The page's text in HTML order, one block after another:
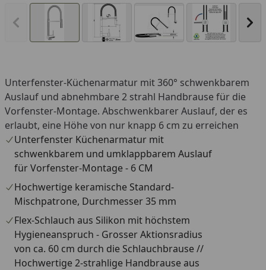
Vorheriges Bild anzeigen
Unterfenster-Küchenarmatur mit 360° schwenkbarem
Auslauf und abnehmbare 2 strahl Handbrause für die
Vorfenster-Montage. Abschwenkbarer Auslauf, der es
erlaubt, eine Höhe von nur knapp 6 cm zu erreichen
Unterfenster Küchenarmatur mit
schwenkbarem und umklappbarem Auslauf
für Vorfenster-Montage - 6 CM
Hochwertige keramische Standard-
Mischpatrone, Durchmesser 35 mm
Flex-Schlauch aus Silikon mit höchstem
Hygieneanspruch - Grosser Aktionsradius
von ca. 60 cm durch die Schlauchbrause //
Hochwertige 2-strahlige Handbrause aus